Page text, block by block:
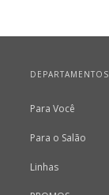
DEPARTAMENTOS
Para Você
Para o Salão
Linhas